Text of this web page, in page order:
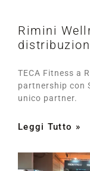
Rimini
TECA Fitness a
partnership con
unico partner.
Leggi Tutto »